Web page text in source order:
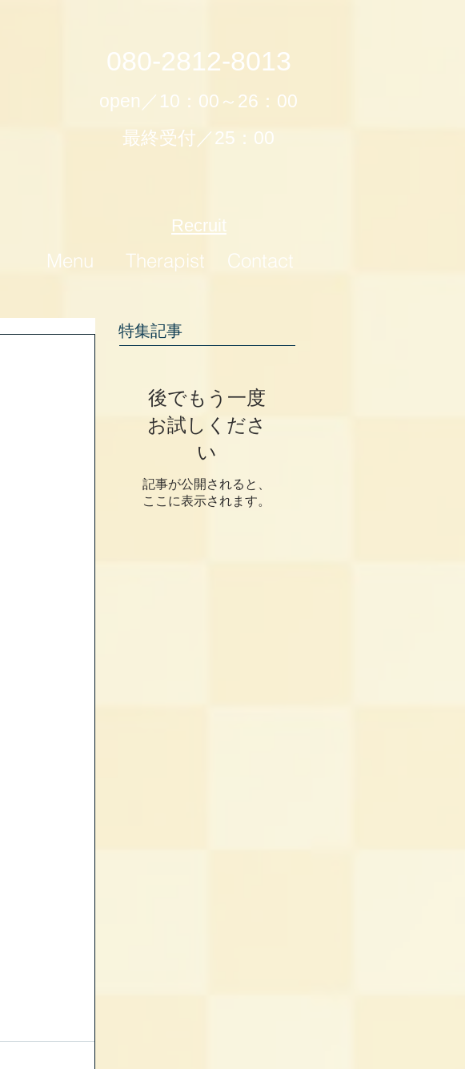
080-2812-8013
open／10：00～26：00
最終受付／25：00
Recruit
Menu Therapist Contact
特集記事
後でもう一度
お試しくださ
い
記事が公開されると、
ここに表示されます。